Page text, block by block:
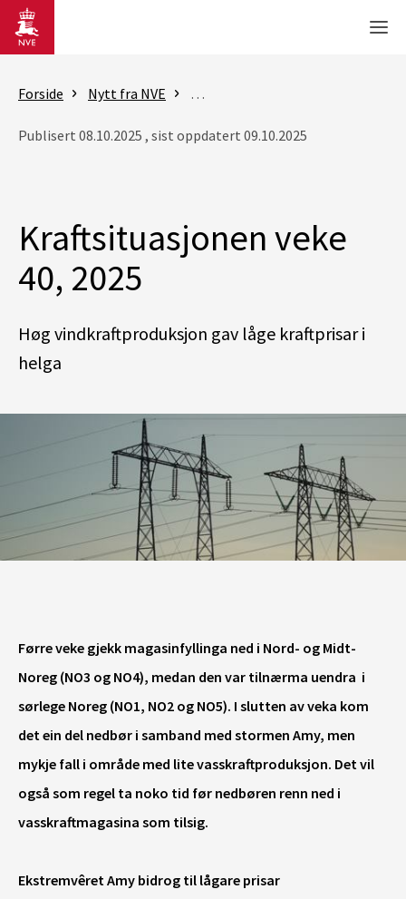
Gå til hovedinnhold
Forside Nytt fra NVE Rapporter - Kraftsituasjonen
Publisert 08.10.2025 , sist oppdatert 09.10.2025
Kraftsituasjonen veke
40, 2025
Høg vindkraftproduksjon gav låge kraftprisar i
helga
Førre veke gjekk magasinfyllinga ned i Nord- og Midt-
Noreg (NO3 og NO4), medan den var tilnærma uendra i
sørlege Noreg (NO1, NO2 og NO5). I slutten av veka kom
det ein del nedbør i samband med stormen Amy, men
mykje fall i område med lite vasskraftproduksjon. Det vil
også som regel ta noko tid før nedbøren renn ned i
vasskraftmagasina som tilsig.
Ekstremvêret Amy bidrog til lågare prisar